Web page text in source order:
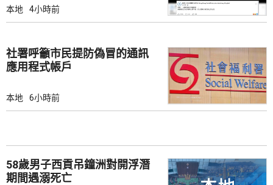
本地 4小時前
社署呼籲市民提防偽冒的通訊
應用程式帳戶
本地 6小時前
58歲男子西貢吊鐘洲對開浮潛
期間遇溺死亡